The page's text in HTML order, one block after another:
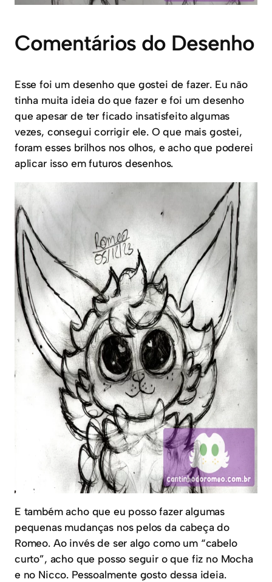
Comentários do Desenho
Esse foi um desenho que gostei de fazer. Eu não
tinha muita ideia do que fazer e foi um desenho
que apesar de ter ficado insatisfeito algumas
vezes, consegui corrigir ele. O que mais gostei,
foram esses brilhos nos olhos, e acho que poderei
aplicar isso em futuros desenhos.
E também acho que eu posso fazer algumas
pequenas mudanças nos pelos da cabeça do
Romeo. Ao invés de ser algo como um “cabelo
curto”, acho que posso seguir o que fiz no Mocha
e no Nicco. Pessoalmente gosto dessa ideia.